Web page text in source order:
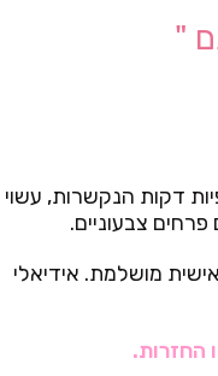
"
דקות הנקשרות, עשוי
צבעוניים.
מושלמת. אידיאלי
החזרות.